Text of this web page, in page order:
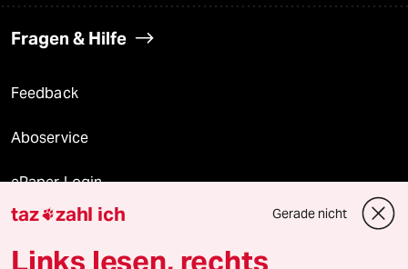
Fragen & Hilfe
Feedback
Aboservice
ePaper Login
Downloads für Abonnierende
taz zahl ich Gerade nicht
Links lesen, rechts